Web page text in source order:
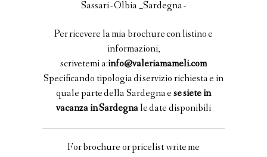
Sassari - Olbia _Sardegna -
Per ricevere la mia brochure con listino e
informazioni,
scrivetemi a:info@valeriamameli.com
Specificando tipologia di servizio richiesta e in
quale parte della Sardegna e se siete in
vacanza in Sardegnale date disponibili
For brochure or pricelist write me